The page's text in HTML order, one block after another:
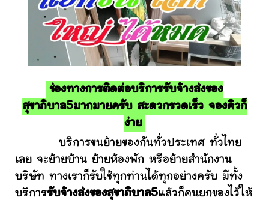
ช่องทางการติดต่อบริการรับจ้างส่งของ
สุขาภิบาล5มากมายครับ สะดวกรวดเร็ว จองคิวก็
ง่าย
บริการขนย้ายของกันทั่วประเทศ ทั่วไทย
เลย จะย้ายบ้าน ย้ายห้องพัก หรือย้ายสำนักงาน
บริษัท ทางเราก็รับใช้ทุกท่านได้ทุกอย่างครับ มีทั้ง
บริการรับจ้างส่งของสุขาภิบาล5แล้วก็คนยกของไว้ให้